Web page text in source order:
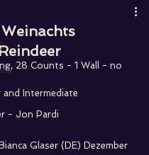
28 Counts - 1 Wall - no
and Intermediate
- Jon Pardi
Glaser (DE) Dezember